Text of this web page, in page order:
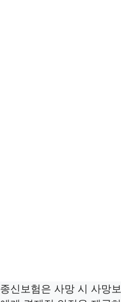
종신보험은 사망 시 사망